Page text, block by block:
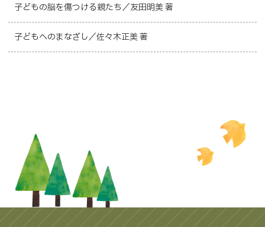
子どもの脳を傷つける親たち／友田明美 著
子どもへのまなざし／佐々木正美 著